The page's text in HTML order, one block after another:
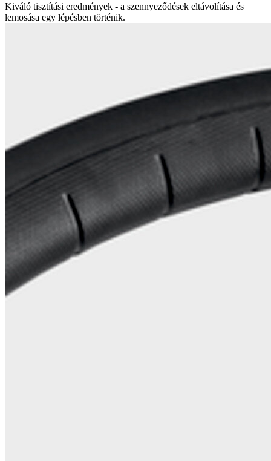
Kiváló tisztítási eredmények - a szennyeződések eltávolítása és
lemosása egy lépésben történik.